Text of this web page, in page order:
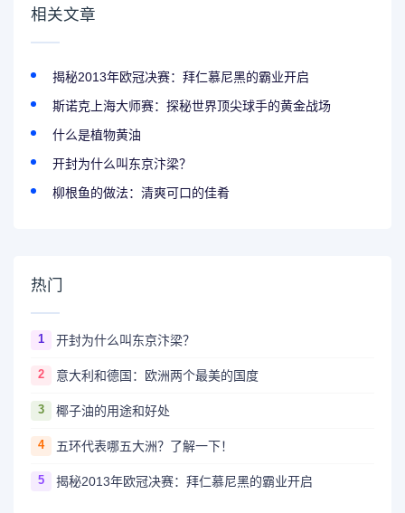
相关文章
揭秘2013年欧冠决赛：拜仁慕尼黑的霸业开启
斯诺克上海大师赛：探秘世界顶尖球手的黄金战场
什么是植物黄油
开封为什么叫东京汴梁？
柳根鱼的做法：清爽可口的佳肴
热门
1 开封为什么叫东京汴梁？
2 意大利和德国：欧洲两个最美的国度
3 椰子油的用途和好处
4 五环代表哪五大洲？了解一下！
5 揭秘2013年欧冠决赛：拜仁慕尼黑的霸业开启